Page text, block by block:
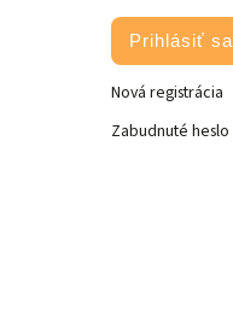
Prihlásiť sa
Nová registrácia
Zabudnuté heslo